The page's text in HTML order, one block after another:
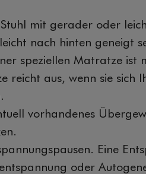
Stuhl mit gerader oder
nach hinten geneigt
speziellen Matratze ist
reicht aus, wenn sie sich
vorhandenes
Eine
oder